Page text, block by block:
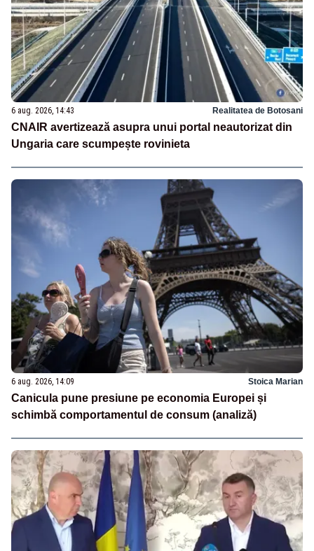
6 aug. 2026, 14:43 Realitatea de Botosani
CNAIR avertizează asupra unui portal neautorizat din
Ungaria care scumpește rovinieta
6 aug. 2026, 14:09 Stoica Marian
Canicula pune presiune pe economia Europei și
schimbă comportamentul de consum (analiză)